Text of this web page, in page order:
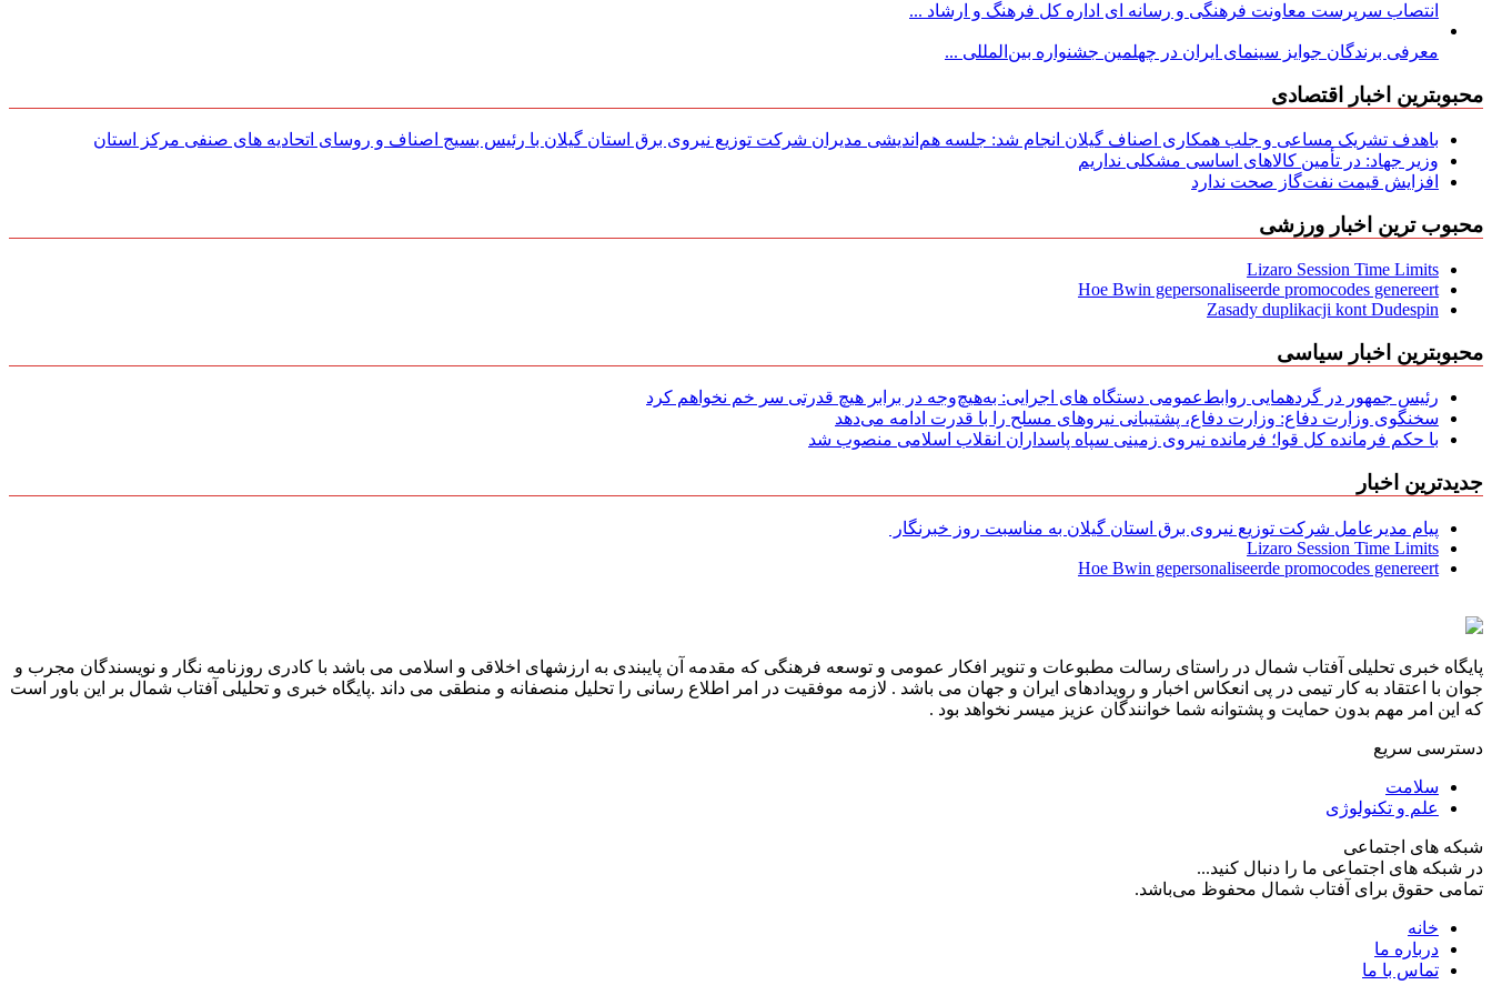
انتصاب سرپرست معاونت فرهنگی و رسانه ای اداره کل فرهنگ و ارشاد ...
معرفی برندگان جوایز سینمای ایران در چهلمین جشنواره بین‌المللی ...
محبوبترین اخبار اقتصادی
باهدف تشریک مساعی و جلب همکاری اصناف گیلان انجام شد: جلسه هم‌اندیشی مدیران شركت توزیع نیروی برق استان گیلان با رئیس بسیج اصناف و روسای اتحادیه های صنفی مركز استان
وزیر جهاد: در تأمین کالاهای اساسی مشکلی نداریم
افزایش قیمت نفت‌گاز صحت ندارد
محبوب ترین اخبار ورزشی
Lizaro Session Time Limits
Hoe Bwin gepersonaliseerde promocodes genereert
Zasady duplikacji kont Dudespin
محبوبترین اخبار سیاسی
رئیس جمهور در گردهمایی روابط‌عمومی دستگاه های اجرایی: به‌هیچ‌وجه در برابر هیچ قدرتی سر خم نخواهم کرد
سخنگوی وزارت دفاع: وزارت دفاع، پشتیبانی نیرو‌های مسلح را با قدرت ادامه می‌دهد
با حکم فرمانده کل قوا؛ فرمانده نیروی زمینی سپاه پاسداران انقلاب اسلامی منصوب شد
جدیدترین اخبار
پیام مدیرعامل شركت توزیع نیروی برق استان گیلان به مناسبت روز خبرنگار ‌
Lizaro Session Time Limits
Hoe Bwin gepersonaliseerde promocodes genereert
پایگاه خبری تحلیلی آفتاب شمال در راستای رسالت مطبوعات و تنویر افکار عمومی و توسعه فرهنگی که مقدمه آن پایبندی به ارزشهای اخلاقی و اسلامی می باشد با کادری روزنامه نگار و نویسندگان مجرب و
جوان با اعتقاد به کار تیمی در پی انعکاس اخبار و رویدادهای ایران و جهان می باشد . لازمه موفقیت در امر اطلاع رسانی را تحلیل منصفانه و منطقی می داند .پایگاه خبری و تحلیلی آفتاب شمال بر این باور است
که این امر مهم بدون حمایت و پشتوانه شما خوانندگان عزیز میسر نخواهد بود .
دسترسی سریع
سلامت
علم و تکنولوژی
شبکه های اجتماعی
در شبکه های اجتماعی ما را دنبال کنید...
تمامی حقوق برای آفتاب شمال محفوظ می‌باشد.
خانه
درباره ما
تماس با ما